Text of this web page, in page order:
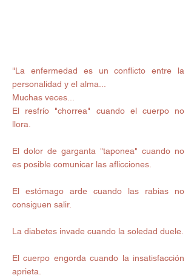
"La enfermedad es un conflicto entre la
personalidad y el alma...
Muchas veces...
El resfrío "chorrea" cuando el cuerpo no
llora.
El dolor de garganta "taponea" cuando no
es posible comunicar las aflicciones.
El estómago arde cuando las rabias no
consiguen salir.
El cuerpo engorda cuando la insatisfacción
aprieta.